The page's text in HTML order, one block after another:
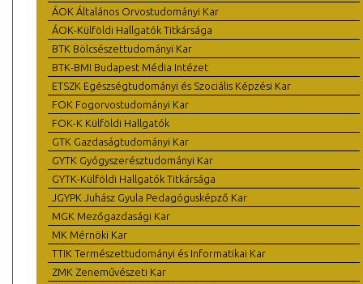
ÁOK Általános Orvostudományi Kar
ÁOK-Külföldi Hallgatók Titkársága
BTK Bölcsészettudományi Kar
BTK-BMI Budapest Média Intézet
ETSZK Egészségtudományi és Szociális Képzési Kar
FOK Fogorvostudományi Kar
FOK-K Külföldi Hallgatók
GTK Gazdaságtudományi Kar
GYTK Gyógyszerésztudományi Kar
GYTK-Külföldi Hallgatók Titkársága
JGYPK Juhász Gyula Pedagógusképző Kar
MGK Mezőgazdasági Kar
MK Mérnöki Kar
TTIK Természettudományi és Informatikai Kar
ZMK Zeneművészeti Kar